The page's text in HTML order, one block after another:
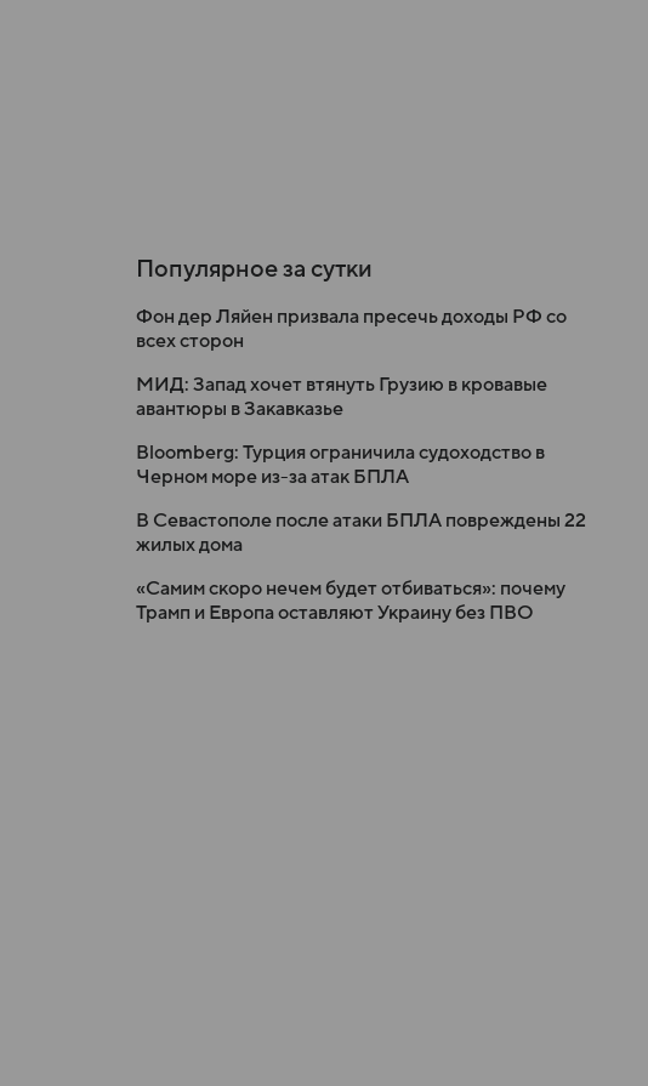
Популярное за сутки
Фон дер Ляйен призвала пресечь доходы РФ со
всех сторон
МИД: Запад хочет втянуть Грузию в кровавые
авантюры в Закавказье
Bloomberg: Турция ограничила судоходство в
Черном море из-за атак БПЛА
В Севастополе после атаки БПЛА повреждены 22
жилых дома
«Самим скоро нечем будет отбиваться»: почему
Трамп и Европа оставляют Украину без ПВО